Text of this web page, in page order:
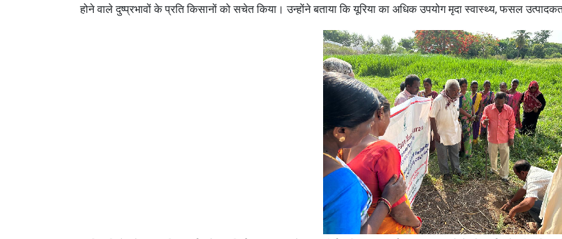
होने वाले दुष्प्रभावों के प्रति किसानों को सचेत किया। उन्होंने बताया कि यूरिया का अधिक उपयोग मृदा स्वास्थ्य, फसल